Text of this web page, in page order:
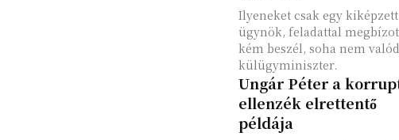
Ilyeneket csak egy kiképzett
ügynök, feladattal
kém beszél, soha nem
külügyminiszter.
Ungár Péter a
ellenzék elrettentő
példája